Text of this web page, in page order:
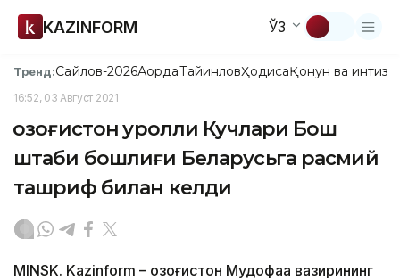
KAZINFORM ЎЗ
Тренд:Сайлов-2026АқордаТайинловҲодисаҚонун ва
16:52, 03 Август 2021
Қозоғистон Қуролли Кучлари Бош
штаби бошлиғи Беларусьга расмий
ташриф билан келди
MINSK. Kazinform – Қозоғистон Мудофаа вазирининг